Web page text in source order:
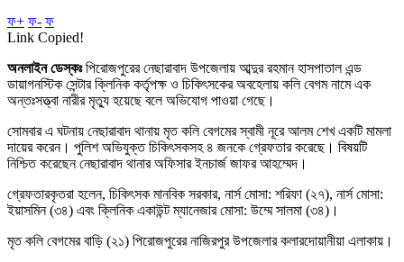
ফ+ ফ- ফ
Link Copied!
অনলাইন ডেস্কঃপিরোজপুরের নেছারাবাদ উপজেলায় আব্দুর রহমান হাসপাতাল এন্ড
ডায়াগনস্টিক সেন্টার ক্লিনিক কর্তৃপক্ষ ও চিকিৎসকের অবহেলায় কলি বেগম নামে এক
অন্তঃসত্ত্বা নারীর মৃত্যু হয়েছে বলে অভিযোগ পাওয়া গেছে।
সোমবার এ ঘটনায় নেছারাবাদ থানায় মৃত কলি বেগমের স্বামী নূরে আলম শেখ একটি মামলা
দায়ের করেন। পুলিশ অভিযুক্ত চিকিৎসকসহ ৪ জনকে গ্রেফতার করেছে। বিষয়টি
নিশ্চিত করেছেন নেছারাবাদ থানার অফিসার ইনচার্জ জাফর আহম্মেদ।
গ্রেফতারকৃতরা হলেন, চিকিৎসক মানবিক সরকার, নার্স মোসা: শরিফা (২৭), নার্স মোসা:
ইয়াসমিন (৩৪) এবং ক্লিনিক একাউন্ট ম্যানেজার মোসা: উম্মে সালমা (৩৪)।
মৃত কলি বেগমের বাড়ি (২১) পিরোজপুরের নাজিরপুর উপজেলার কলারদোয়ানীয়া এলাকায়।